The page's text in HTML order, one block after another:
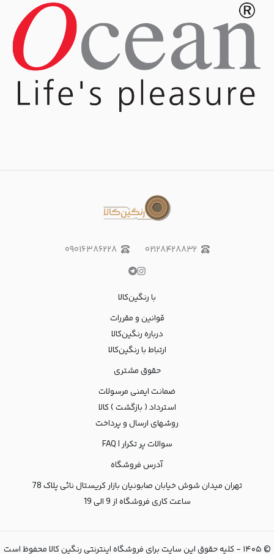
۰۲۱۲۸۴۲۸۸۳۲ ۰۹۰۱۶۳۸۶۲۲۸
با رنگین‌کالا
قوانین و مقررات
درباره رنگین‌کالا
ارتباط با رنگین‌کالا
حقوق مشتری
ضمانت ایمنی مرسولات
استرداد ( بازگشت ) کالا
روشهای ارسال و پرداخت
سوالات پر تکرار | FAQ
آدرس فروشگاه
تهران میدان شوش خیابان صابونیان بازار کریستال نائی پلاک 78
ساعت کاری فروشگاه از 9 الی 19
©۱۴۰۵ - کلیه حقوق این سایت برای فروشگاه اینترنتی رنگین کالا محفوظ است